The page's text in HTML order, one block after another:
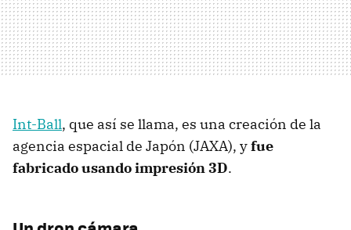
Int-Ball, que así se llama, es una creación de la
agencia espacial de Japón (JAXA), yfue
fabricado usando impresión 3D.